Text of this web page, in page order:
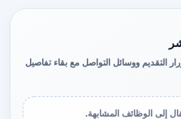
التقديم ووسائل التواصل مع بقاء تفاصيل
إلى الوظائف المشابهة.